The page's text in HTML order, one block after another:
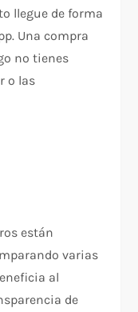
llegue de forma
Una compra
no tienes
o las
están
varias
al
de